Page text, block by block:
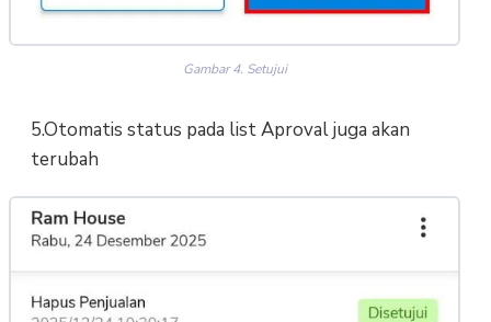
Gambar 4. Setujui
5.Otomatis status pada list Aproval juga akan
terubah